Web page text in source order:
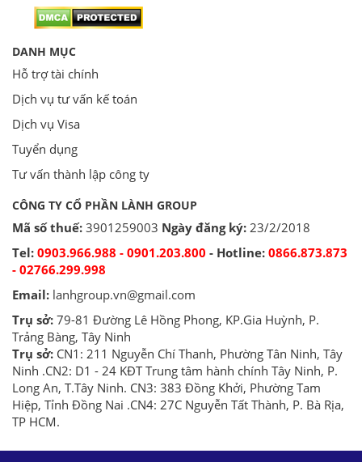
DANH MỤC
Hỗ trợ tài chính
Dịch vụ tư vấn kế toán
Dịch vụ Visa
Tuyển dụng
Tư vấn thành lập công ty
CÔNG TY CỔ PHẦN LÀNH GROUP
Mã số thuế: 3901259003 Ngày đăng ký: 23/2/2018
Tel: 0903.966.988 - 0901.203.800 - Hotline: 0866.873.873
- 02766.299.998
Email: lanhgroup.vn@gmail.com
Trụ sở: 79-81 Đường Lê Hồng Phong, KP.Gia Huỳnh, P.
Trảng Bàng, Tây Ninh
Trụ sở: CN1: 211 Nguyễn Chí Thanh, Phường Tân Ninh, Tây
Ninh .CN2: D1 - 24 KĐT Trung tâm hành chính Tây Ninh, P.
Long An, T.Tây Ninh. CN3: 383 Đồng Khởi, Phường Tam
Hiệp, Tỉnh Đồng Nai .CN4: 27C Nguyễn Tất Thành, P. Bà Rịa,
TP HCM.